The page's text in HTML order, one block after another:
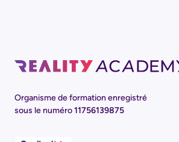
Organisme de formation enregistré
sous le numéro11756139875